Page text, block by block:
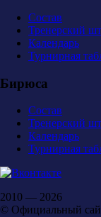
Состав
Тренерский
Календарь
Турнирная
Бирюса
Состав
Тренерский
Календарь
Турнирная
2010 — 2026
© Официальный